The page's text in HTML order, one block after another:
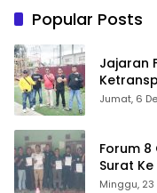
Wabup Takalar:
Bahwa Sejarah Adalah
Warisan yang Tak
Popular Posts
Jajaran
Damkar
Jumat, 6
Forum
Surat
Matel di
Minggu,